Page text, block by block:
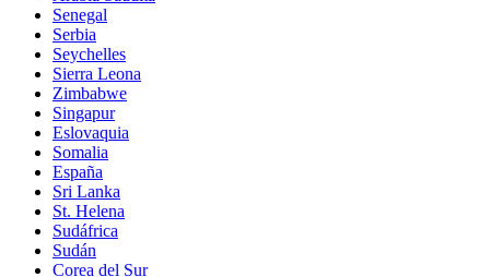
Senegal
Serbia
Seychelles
Sierra Leona
Zimbabwe
Singapur
Eslovaquia
Somalia
España
Sri Lanka
St. Helena
Sudáfrica
Sudán
Corea del Sur